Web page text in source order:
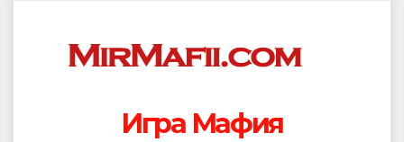
содержанию
Игра Мафия